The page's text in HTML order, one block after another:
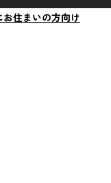
お住まいの方向け